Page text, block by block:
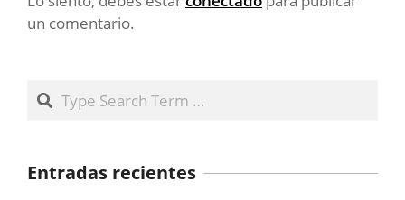
un comentario.
Search
Entradas recientes